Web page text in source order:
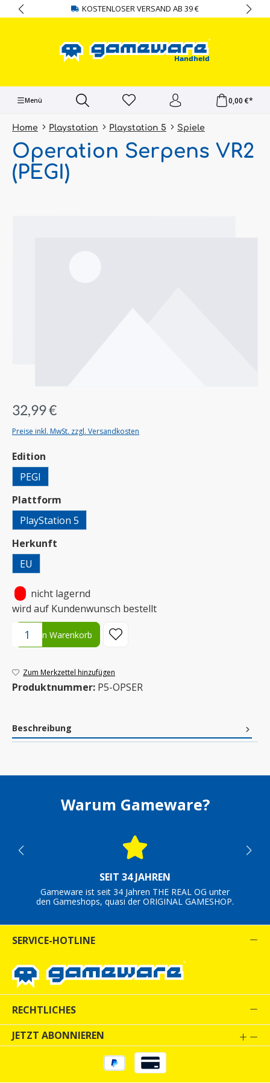
springen KOSTENLOSER VERSAND AB 39 €
Menü 0,00 €*
Home Playstation Playstation 5 Spiele
Operation Serpens VR2
(PEGI)
32,99 €
Preise inkl. MwSt. zzgl. Versandkosten
Edition
PEGI
Plattform
PlayStation 5
Herkunft
EU
nicht lagernd
wird auf Kundenwunsch bestellt
Produkt Anzahl: Gib den gewünschten Wert ein oder benutze
In den Warenkorb
Zum Merkzettel hinzufügen
Produktnummer: P5-OPSER
Beschreibung
Warum Gameware?
SEIT 34 JAHREN
Gameware ist seit 34 Jahren THE REAL OG unter
den Gameshops, quasi der ORIGINAL GAMESHOP.
SERVICE-HOTLINE
RECHTLICHES
JETZT ABONNIEREN